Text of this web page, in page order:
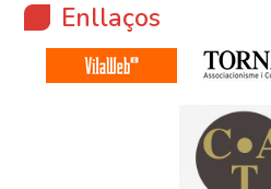
Enllaços